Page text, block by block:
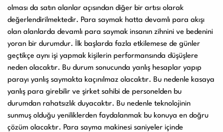
Laminasyon PVC
Makineleri
Ciltleme Makineleri
Giyotin Makineleri Sarf Malzemeleri
Kullanım Kılavuzları
olması da satın alanlar açısından diğer bir artısı olarak
değerlendirilmektedir. Para saymak hatta devamlı para akışı
olan alanlarda devamlı para saymak insanın zihnini ve bedenini
yoran bir durumdur. İlk başlarda fazla etkilemese de günler
geçtikçe aynı işi yapmak kişilerin performansında düşüşlere
neden olacaktır. Bu durum sonucunda yanlış hesaplar yapıp
parayı yanlış saymakta kaçınılmaz olacaktır. Bu nedenle kasaya
yanlış para girebilir ve şirket sahibi de personelden bu
durumdan rahatsızlık duyacaktır. Bu nedenle teknolojinin
sunmuş olduğu yeniliklerden faydalanmak bu konuya en doğru
çözüm olacaktır. Para sayma makinesi saniyeler içinde